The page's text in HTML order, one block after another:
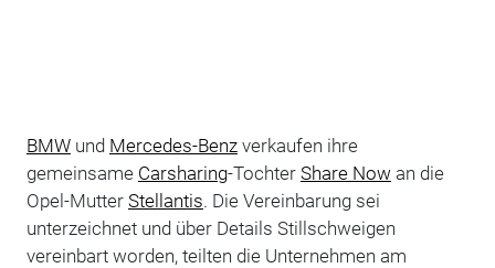
BMWund Mercedes-Benzverkaufen ihre
gemeinsame Carsharing-Tochter Share Now an die
Opel-Mutter Stellantis. Die Vereinbarung sei
unterzeichnet und über Details Stillschweigen
vereinbart worden, teilten die Unternehmen am